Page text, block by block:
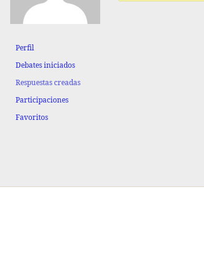
Perfil
Debates iniciados
Respuestas creadas
Participaciones
Favoritos